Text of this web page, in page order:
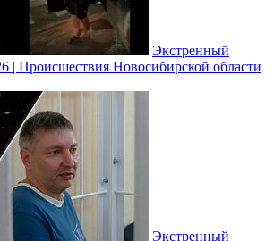
Экстренный
| Происшествия Новосибирской области
Экстренный